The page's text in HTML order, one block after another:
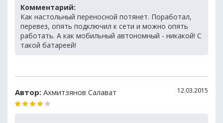
Комментарий:
Как настольный переносной потянет. Поработал,
перевез, опять подключил к сети и можно опять
работать. А как мобильный автономный - никакой! С
такой батареей!
Автор: Ахмитзянов Салават 12.03.2015